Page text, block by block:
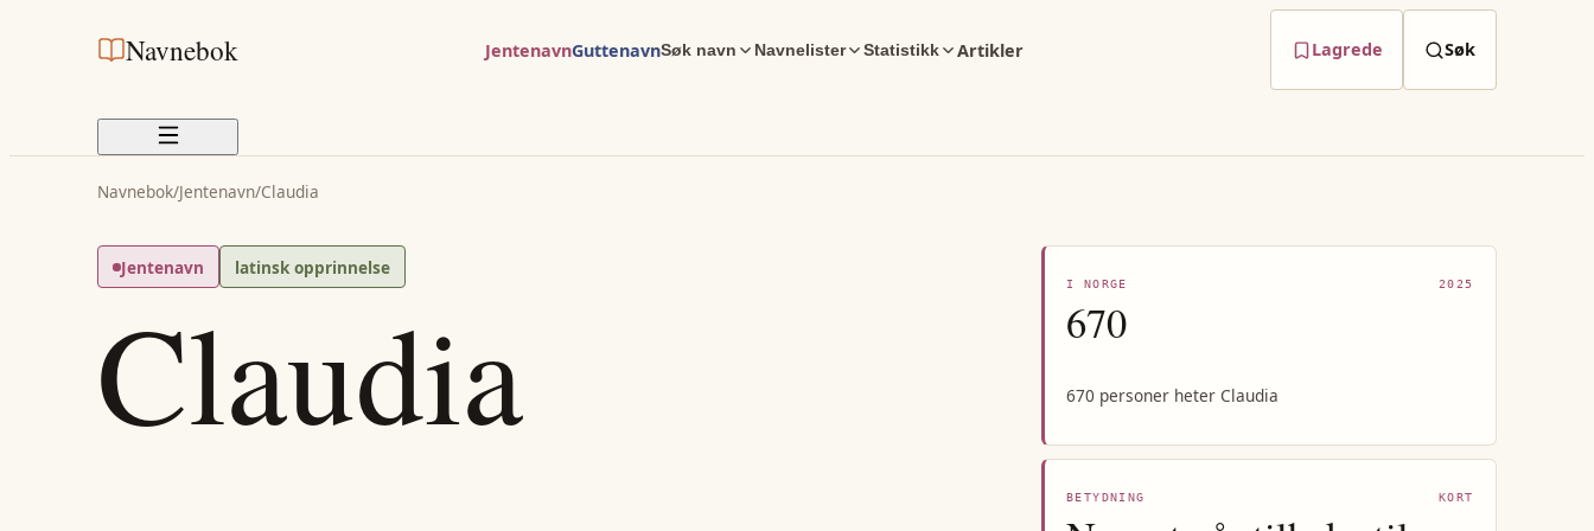
Navnebok JentenavnGuttenavnSøk navn Navnelister Statistikk Artikler Lagrede Søk
Navnebok/Jentenavn/Claudia
Jentenavn latinsk opprinnelse
Claudia I NORGE 2025
670
670 personer heter Claudia
BETYDNING KORT